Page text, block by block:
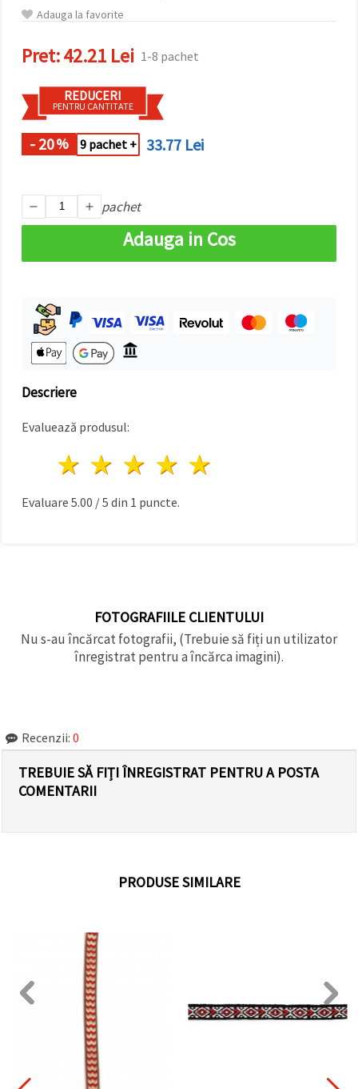
pe butonul
toate!
Setări
Adauga la favorite
Pret:42.21 Lei 1-8 pachet
REDUCERI
PENTRU CANTITATE
- 20% 9 pachet + 33.77 Lei
pachet
Adauga in Cos
Descriere
Evaluează produsul:
4 stele
3 stele
2 stele
1 stea
Evaluare 5.00 /5 din 1 puncte.
FOTOGRAFIILE CLIENTULUI
Nu s-au încărcat fotografii, (Trebuie să fiți un utilizator
înregistrat pentru a încărca imagini).
Recenzii: 0
TREBUIE SĂ FIȚI ÎNREGISTRAT PENTRU A POSTA
COMENTARII
PRODUSE SIMILARE